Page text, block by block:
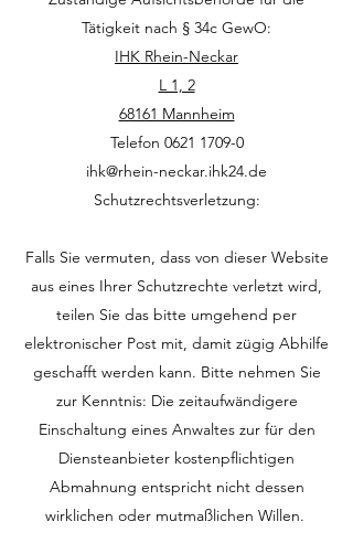
Tätigkeit nach § 34c GewO:
IHK Rhein-Neckar
L 1, 2
68161 Mannheim
Telefon 0621 1709-0
ihk@rhein-neckar.ihk24.de
Schutzrechtsverletzung:
Falls Sie vermuten, dass von dieser Website
aus eines Ihrer Schutzrechte verletzt wird,
teilen Sie das bitte umgehend per
elektronischer Post mit, damit zügig Abhilfe
geschafft werden kann. Bitte nehmen Sie
zur Kenntnis: Die zeitaufwändigere
Einschaltung eines Anwaltes zur für den
Diensteanbieter kostenpflichtigen
Abmahnung entspricht nicht dessen
wirklichen oder mutmaßlichen Willen.